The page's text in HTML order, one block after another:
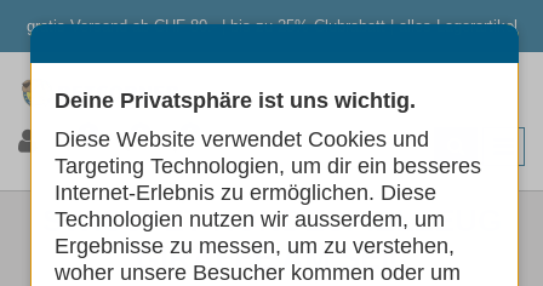
gratis Versand ab CHF 80.- | bis zu 25% Clubrabatt | alles Lagerartikel
0 0 0
SWISSPET HUNDESPIELZEUG
GIRAFFE AM SEIL
Deine Privatsphäre ist uns wichtig.
Diese Website verwendet Cookies und
Targeting Technologien, um dir ein besseres
Internet-Erlebnis zu ermöglichen. Diese
Technologien nutzen wir ausserdem, um
Ergebnisse zu messen, um zu verstehen,
woher unsere Besucher kommen oder um